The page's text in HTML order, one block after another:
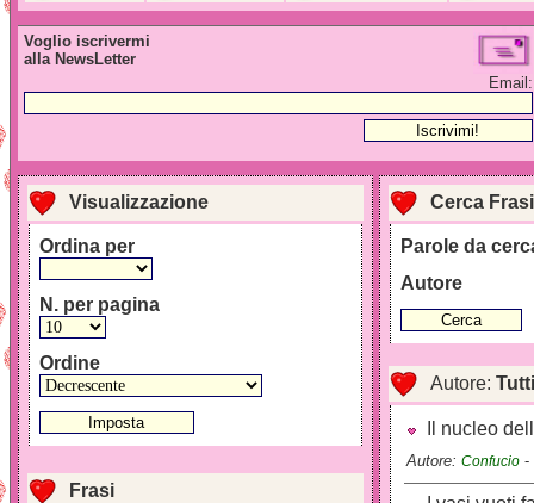
Voglio iscrivermi
alla NewsLetter
Email:
Visualizzazione
Ordina per
N. per pagina
Ordine
Frasi
Cerca Frasi
Parole da
Autore
Autore: Tutti
Il nucleo
Autore: Confucio -